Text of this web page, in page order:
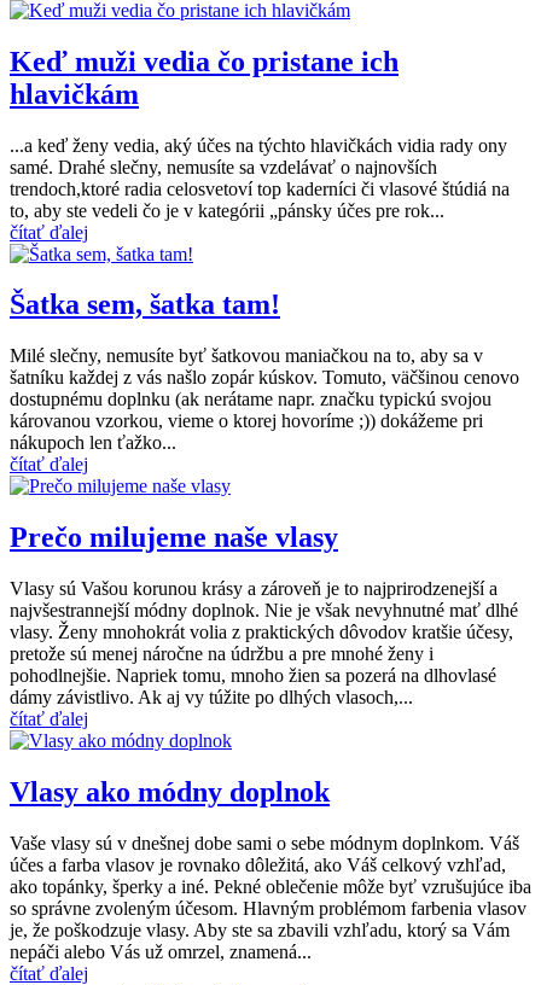
Keď muži vedia čo pristane ich
hlavičkám
...a keď ženy vedia, aký účes na týchto hlavičkách vidia rady ony
samé. Drahé slečny, nemusíte sa vzdelávať o najnovších
trendoch,ktoré radia celosvetoví top kaderníci či vlasové štúdiá na
to, aby ste vedeli čo je v kategórii „pánsky účes pre rok...
čítať ďalej
Šatka sem, šatka tam!
Milé slečny, nemusíte byť šatkovou maniačkou na to, aby sa v
šatníku každej z vás našlo zopár kúskov. Tomuto, väčšinou cenovo
dostupnému doplnku (ak nerátame napr. značku typickú svojou
károvanou vzorkou, vieme o ktorej hovoríme ;)) dokážeme pri
nákupoch len ťažko...
čítať ďalej
Prečo milujeme naše vlasy
Vlasy sú Vašou korunou krásy a zároveň je to najprirodzenejší a
najvšestrannejší módny doplnok. Nie je však nevyhnutné mať dlhé
vlasy. Ženy mnohokrát volia z praktických dôvodov kratšie účesy,
pretože sú menej náročne na údržbu a pre mnohé ženy i
pohodlnejšie. Napriek tomu, mnoho žien sa pozerá na dlhovlasé
dámy závistlivo. Ak aj vy túžite po dlhých vlasoch,...
čítať ďalej
Vlasy ako módny doplnok
Vaše vlasy sú v dnešnej dobe sami o sebe módnym doplnkom. Váš
účes a farba vlasov je rovnako dôležitá, ako Váš celkový vzhľad,
ako topánky, šperky a iné. Pekné oblečenie môže byť vzrušujúce iba
so správne zvoleným účesom. Hlavným problémom farbenia vlasov
je, že poškodzuje vlasy. Aby ste sa zbavili vzhľadu, ktorý sa Vám
nepáči alebo Vás už omrzel, znamená...
čítať ďalej